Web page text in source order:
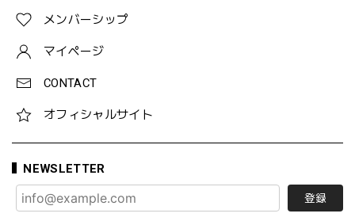
メンバーシップ
マイページ
CONTACT
オフィシャルサイト
NEWSLETTER
登録